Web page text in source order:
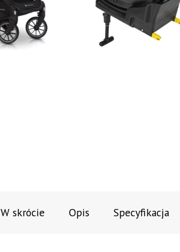
W skrócie Opis Specyfikacja